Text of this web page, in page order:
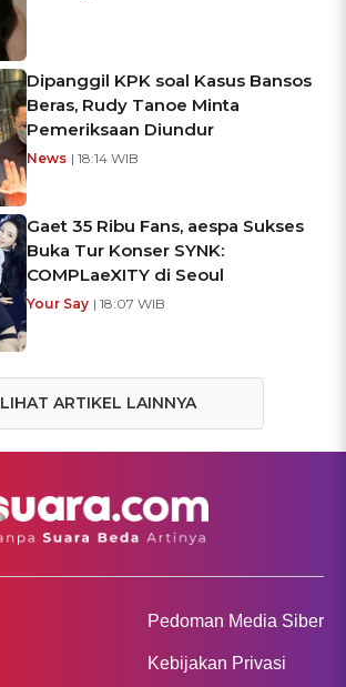
Dipanggil KPK soal Kasus Bansos
Beras, Rudy Tanoe Minta
Pemeriksaan Diundur
News | 18:14 WIB
Gaet 35 Ribu Fans, aespa Sukses
Buka Tur Konser SYNK:
COMPLaeXITY di Seoul
Your Say | 18:07 WIB
LIHAT ARTIKEL LAINNYA
Pedoman Media Siber
Kebijakan Privasi